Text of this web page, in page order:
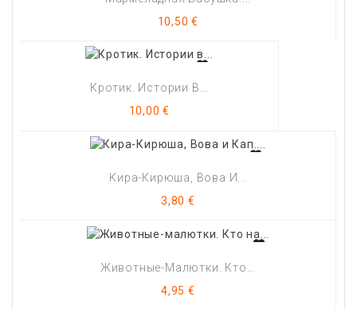
Цена
10,50 €
Кротик. Истории В...
Цена
10,00 €
Кира-Кирюша, Вова И...
Цена
3,80 €
Животные-Малютки. Кто...
Цена
4,95 €